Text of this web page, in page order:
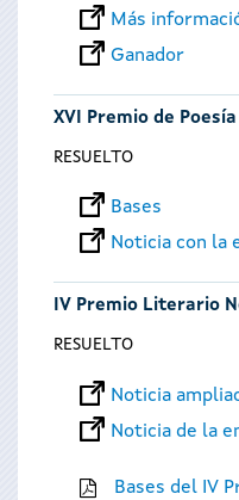
Más
Ganador
XVI Premio de
RESUELTO
Bases
Noticia con la
IV Premio Literario
RESUELTO
Noticia
Noticia de la
Bases del IV